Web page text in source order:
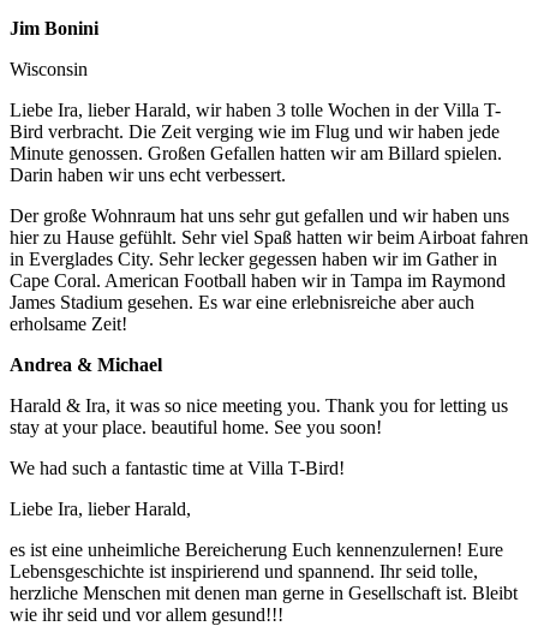
Jim Bonini
Wisconsin
Liebe Ira, lieber Harald, wir haben 3 tolle Wochen in der Villa T-
Bird verbracht. Die Zeit verging wie im Flug und wir haben jede
Minute genossen. Großen Gefallen hatten wir am Billard spielen.
Darin haben wir uns echt verbessert.
Der große Wohnraum hat uns sehr gut gefallen und wir haben uns
hier zu Hause gefühlt. Sehr viel Spaß hatten wir beim Airboat fahren
in Everglades City. Sehr lecker gegessen haben wir im Gather in
Cape Coral. American Football haben wir in Tampa im Raymond
James Stadium gesehen. Es war eine erlebnisreiche aber auch
erholsame Zeit!
Andrea & Michael
Harald & Ira, it was so nice meeting you. Thank you for letting us
stay at your place. beautiful home. See you soon!
We had such a fantastic time at Villa T-Bird!
Liebe Ira, lieber Harald,
es ist eine unheimliche Bereicherung Euch kennenzulernen! Eure
Lebensgeschichte ist inspirierend und spannend. Ihr seid tolle,
herzliche Menschen mit denen man gerne in Gesellschaft ist. Bleibt
wie ihr seid und vor allem gesund!!!